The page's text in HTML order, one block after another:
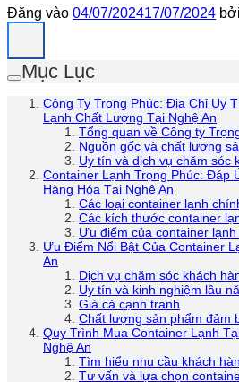
Đăng vào 04/07/202417/07/2024 bởi
Mục Lục
Công Ty Trọng Phúc: Địa Chỉ Uy
Lạnh Chất Lượng Tại Nghệ An
Tổng quan về Công ty
Nguồn gốc và chất lượng
Uy tín và dịch vụ chăm sóc
Container Lạnh Trọng Phúc: Đáp
Hàng Hóa Tại Nghệ An
Các loại container lạnh
Các kích thước container
Ưu điểm của container
Ưu Điểm Nổi Bật Của Container
An
Dịch vụ chăm sóc khách
Uy tín và kinh nghiệm lâu
Giá cả cạnh tranh
Chất lượng sản phẩm đảm
Quy Trình Mua Container Lạnh
Nghệ An
Tìm hiểu nhu cầu khách
Tư vấn và lựa chọn